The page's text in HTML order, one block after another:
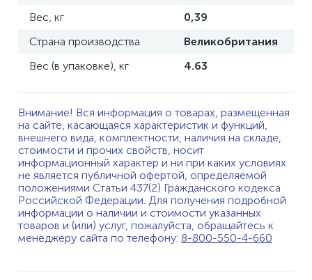
Вес, кг
0,39
Страна производства
Великобритания
Вес (в упаковке), кг
4.63
Внимание! Вся информация о товарах, размещенная
на сайте, касающаяся характеристик и функций,
внешнего вида, комплектности, наличия на складе,
стоимости и прочих свойств, носит
информационный характер и ни при каких условиях
не является публичной офертой, определяемой
положениями Статьи 437(2) Гражданского кодекса
Российской Федерации. Для получения подробной
информации о наличии и стоимости указанных
товаров и (или) услуг, пожалуйста, обращайтесь к
менеджеру сайта по телефону: 8-800-550-4-660